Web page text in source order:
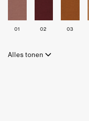
01 02 03
Alles tonen